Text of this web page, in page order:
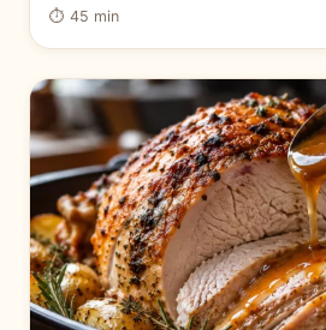
⏱ 45 min